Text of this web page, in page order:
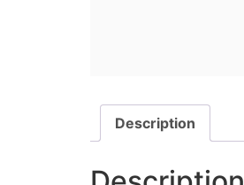
Description